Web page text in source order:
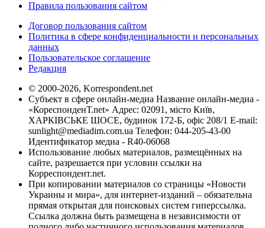
Правила пользования сайтом
Договор пользования сайтом
Политика в сфере конфиденциальности и персональных
данных
Пользовательское соглашение
Редакция
© 2000-2026, Korrespondent.net
Субъект в сфере онлайн-медиа Название онлайн-медиа -
«КореспонденТ.net» Адрес: 02091, місто Київ,
ХАРКІВСЬКЕ ШОСЕ, будинок 172-Б, офіс 208/1 E-mail:
sunlight@mediadim.com.ua Телефон: 044-205-43-00
Идентификатор медиа - R40-06068
Использование любых материалов, размещённых на
сайте, разрешается при условии ссылки на
Корреспондент.net.
При копировании материалов со страницы «Новости
Украины и мира», для интернет-изданий – обязательна
прямая открытая для поисковых систем гиперссылка.
Ссылка должна быть размещена в независимости от